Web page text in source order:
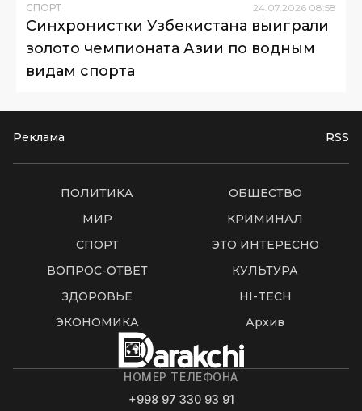
СПОРТ 24 07 2026 08:58
Синхронистки Узбекистана выиграли
золото чемпионата Азии по водным
видам спорта
Реклама RSS
ПОЛИТИКА
ОБЩЕСТВО
МИР
КРИМИНАЛ
СПОРТ
ЭТО ИНТЕРЕСНО
ВОПРОС-ОТВЕТ
КУЛЬТУРА
ЗДОРОВЬЕ
HI-TECH
ЭКОНОМИКА
Архив
НОМЕР ТЕЛЕФОНА
+998 97 330 93 91